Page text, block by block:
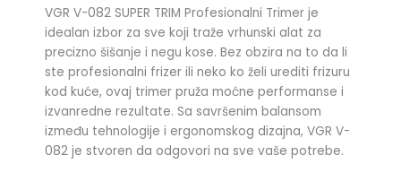
VGR V-082 SUPER TRIM Profesionalni Trimer je
idealan izbor za sve koji traže vrhunski alat za
precizno šišanje i negu kose. Bez obzira na to da li
ste profesionalni frizer ili neko ko želi urediti frizuru
kod kuće, ovaj trimer pruža moćne performanse i
izvanredne rezultate. Sa savršenim balansom
između tehnologije i ergonomskog dizajna, VGR V-
082 je stvoren da odgovori na sve vaše potrebe.